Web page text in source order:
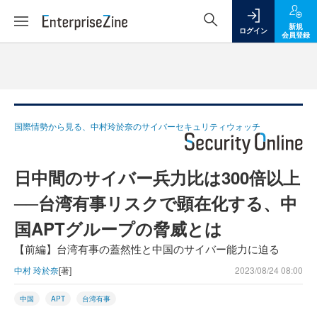
ログイン
新規
会員登録
国際情勢から見る、中村玲於奈のサイバーセキュリティウォッチ
日中間のサイバー兵力比は300倍以上
──台湾有事リスクで顕在化する、中
国APTグループの脅威とは
【前編】台湾有事の蓋然性と中国のサイバー能力に迫る
中村 玲於奈[著] 2023/08/24 08:00
中国 APT 台湾有事